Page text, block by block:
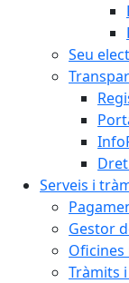
Seu
Serveis i
Gestor
Tràmits